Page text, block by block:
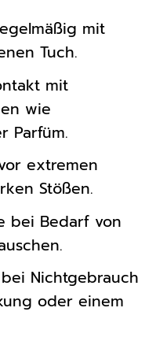
mit
Tuch.
mit
wie
Parfüm.
extremen
Stößen.
bei Bedarf von
Nichtgebrauch
oder einem